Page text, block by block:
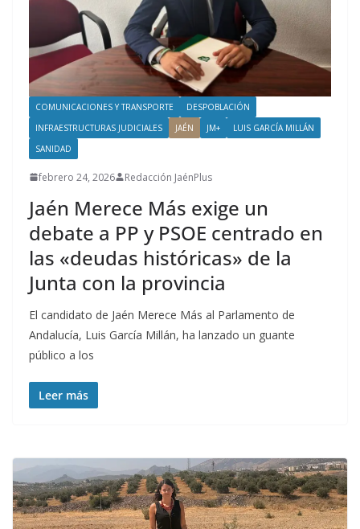
COMUNICACIONES Y TRANSPORTE
DESPOBLACIÓN
INFRAESTRUCTURAS JUDICIALES
JAÉN JM+
LUIS GARCÍA MILLÁN
SANIDAD
febrero 24, 2026 Redacción JaénPlus
Jaén Merece Más exige un
debate a PP y PSOE centrado en
las «deudas históricas» de la
Junta con la provincia
El candidato de Jaén Merece Más al Parlamento de
Andalucía, Luis García Millán, ha lanzado un guante
público a los
Leer más